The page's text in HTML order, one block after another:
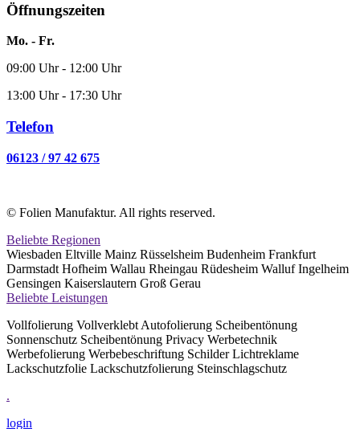
Öffnungszeiten
Mo. - Fr.
09:00 Uhr - 12:00 Uhr
13:00 Uhr - 17:30 Uhr
Telefon
06123 / 97 42 675
© Folien Manufaktur. All rights reserved.
Beliebte Regionen
Wiesbaden Eltville Mainz Rüsselsheim Budenheim Frankfurt
Darmstadt Hofheim Wallau Rheingau Rüdesheim Walluf Ingelheim
Gensingen Kaiserslautern Groß Gerau
Beliebte Leistungen
Vollfolierung Vollverklebt Autofolierung Scheibentönung
Sonnenschutz Scheibentönung Privacy Werbetechnik
Werbefolierung Werbebeschriftung Schilder Lichtreklame
Lackschutzfolie Lackschutzfolierung Steinschlagschutz
.
login